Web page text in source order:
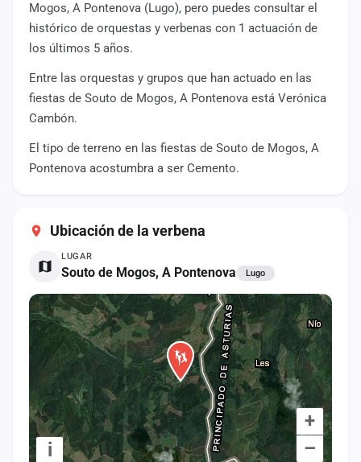
Mogos, A Pontenova (Lugo), pero puedes consultar el
histórico de orquestas y verbenas con 1 actuación de
los últimos 5 años.
Entre las orquestas y grupos que han actuado en las
fiestas de Souto de Mogos, A Pontenova está Verónica
Cambón.
El tipo de terreno en las fiestas de Souto de Mogos, A
Pontenova acostumbra a ser Cemento.
Ubicación de la verbena
LUGAR
Souto de Mogos, A Pontenova Lugo
+
–
i
Anuncios
sesión
Crear
cuenta
Administración